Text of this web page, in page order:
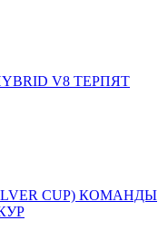
V8 ТЕРПЯТ
CUP) КОМАНДЫ